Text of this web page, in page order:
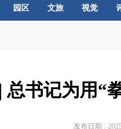
园区 文旅 视觉
总书记为用“
发布日期 :